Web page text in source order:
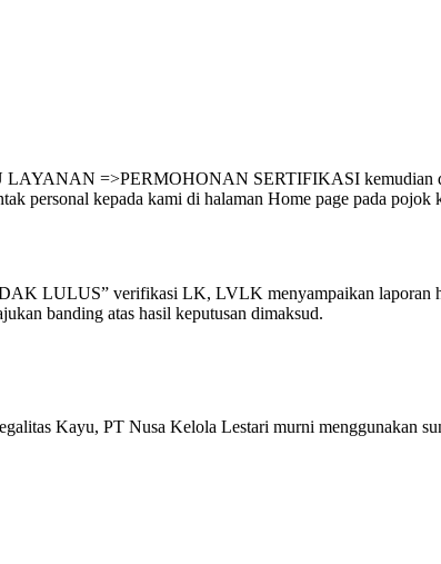
LAYANAN =>PERMOHONAN SERTIFIKASI kemudian
personal kepada kami di halaman Home page pada pojok
LULUS” verifikasi LK, LVLK menyampaikan laporan
banding atas hasil keputusan dimaksud.
Kayu, PT Nusa Kelola Lestari murni menggunakan